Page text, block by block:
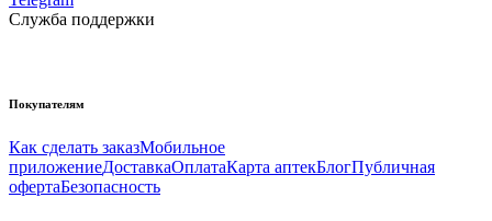
Служба поддержки
Покупателям
Как сделать заказМобильное
приложениеДоставкаОплатаКарта аптекБлогПубличная
офертаБезопасность